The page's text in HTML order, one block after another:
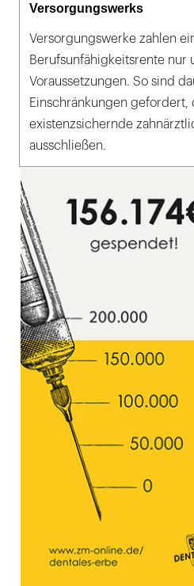
Versorgungswerks
Versorgungswerke zahlen
Berufsunfähigkeitsrente nur
Voraussetzungen. So sind
Einschränkungen gefordert,
existenzsichernde
ausschließen.